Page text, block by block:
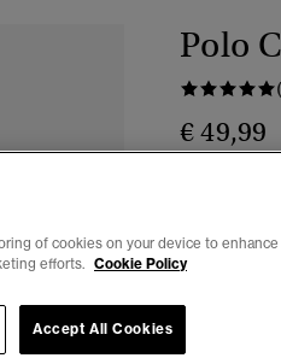
Polo
€ 49,99
Seleziona
of cookies on your device to
efforts. Cookie Policy
Accept All Cookies